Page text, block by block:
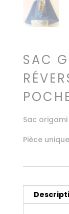
SAC
Sac
Pièce unique